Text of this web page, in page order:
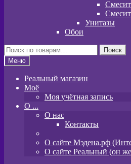
Унитазы
Обои
Искать:
Поиск
Меню
Реальный магазин
Моё
Моя учётная запись
O ...
О нас
Контакты
О сайте Мэдена.рф
О сайте Реальный (он